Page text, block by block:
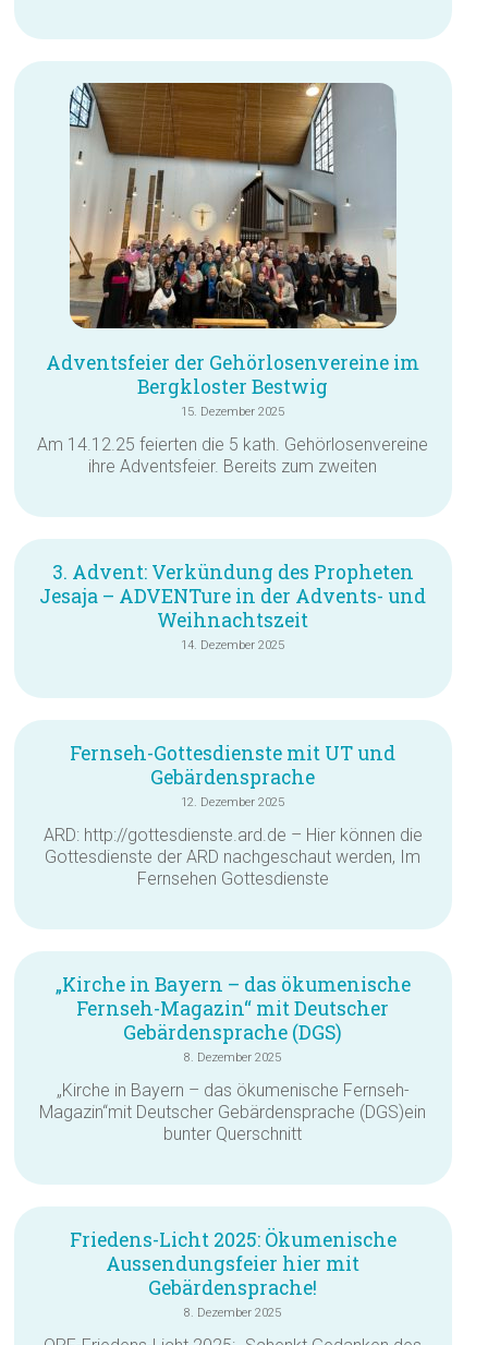
Adventsfeier der Gehörlosenvereine im
Bergkloster Bestwig
15. Dezember 2025
Am 14.12.25 feierten die 5 kath. Gehörlosenvereine
ihre Adventsfeier. Bereits zum zweiten
3. Advent: Verkündung des Propheten
Jesaja – ADVENTure in der Advents- und
Weihnachtszeit
14. Dezember 2025
Fernseh-Gottesdienste mit UT und
Gebärdensprache
12. Dezember 2025
ARD: http://gottesdienste.ard.de – Hier können die
Gottesdienste der ARD nachgeschaut werden, Im
Fernsehen Gottesdienste
„Kirche in Bayern – das ökumenische
Fernseh-Magazin“ mit Deutscher
Gebärdensprache (DGS)
8. Dezember 2025
„Kirche in Bayern – das ökumenische Fernseh-
Magazin“mit Deutscher Gebärdensprache (DGS)ein
bunter Querschnitt
Friedens-Licht 2025: Ökumenische
Aussendungsfeier hier mit
Gebärdensprache!
8. Dezember 2025